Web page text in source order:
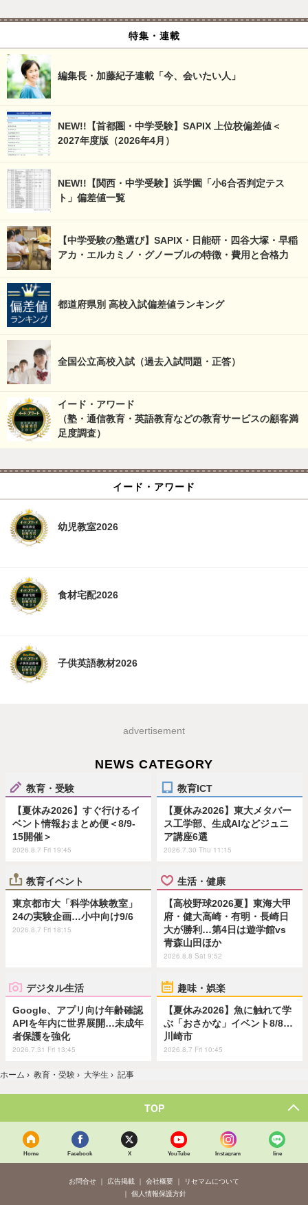
特集・連載
編集長・加藤紀子連載「今、会いたい人」
NEW!!【首都圏・中学受験】SAPIX 上位校偏差値＜
2027年度版（2026年4月）
NEW!!【関西・中学受験】浜学園「小6合否判定テス
ト」偏差値一覧
【中学受験の塾選び】SAPIX・日能研・四谷大塚・早稲
アカ・エルカミノ・グノーブルの特徴・費用と合格力
都道府県別 高校入試偏差値ランキング
全国公立高校入試（過去入試問題・正答）
イード・アワード
（塾・通信教育・英語教育などの教育サービスの顧客満
足度調査）
イード・アワード
幼児教室2026
食材宅配2026
子供英語教材2026
advertisement
NEWS CATEGORY
教育・受験
【夏休み2026】すぐ行けるイ
ベント情報おまとめ便＜8/9-
15開催＞
2026.8.7 Fri 19:45
教育ICT
【夏休み2026】東大メタバー
ス工学部、生成AIなどジュニ
ア講座6選
2026.7.30 Thu 11:15
教育イベント
東京都市大「科学体験教室」
24の実験企画…小中向け9/6
2026.8.7 Fri 18:15
生活・健康
【高校野球2026夏】東海大甲
府・健大高崎・有明・長崎日
大が勝利…第4日は遊学館vs
青森山田ほか
2026.8.8 Sat 9:52
デジタル生活
Google、アプリ向け年齢確認
APIを年内に世界展開…未成年
者保護を強化
2026.7.31 Fri 13:45
趣味・娯楽
【夏休み2026】魚に触れて学
ぶ「おさかな」イベント8/8…
川崎市
2026.8.7 Fri 10:45
ホーム › 教育・受験 › 大学生 › 記事
TOP
Home Facebook X YouTube Instagram line
お問合せ 広告掲載 会社概要
リセマムについて
個人情報保護方針